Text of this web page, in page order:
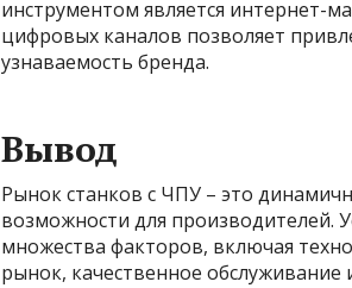
инструментом является интернет-
цифровых каналов позволяет
узнаваемость бренда.
Вывод
Рынок станков с ЧПУ – это
возможности для производителей.
множества факторов, включая
рынок, качественное